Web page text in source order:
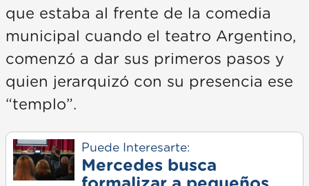
que estaba al frente de la comedia
municipal cuando el teatro Argentino,
comenzó a dar sus primeros pasos y
quien jerarquizó con su presencia ese
“templo”.
Puede Interesarte:
Mercedes busca